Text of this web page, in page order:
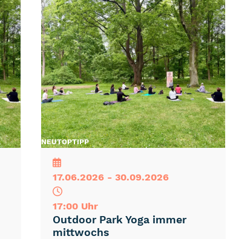
NEUTOPTIPP
17.06.2026 - 30.09.2026
17:00 Uhr
Outdoor Park Yoga immer
mittwochs